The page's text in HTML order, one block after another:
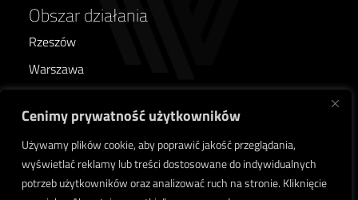
Cenimy prywatność użytkowników
Używamy plików cookie, aby poprawić jakość przeglądania,
wyświetlać reklamy lub treści dostosowane do indywidualnych
potrzeb użytkowników oraz analizować ruch na stronie. Kliknięcie
Obszar działania
Rzeszów
Warszawa
Poznań
Wrocław
Kraków
Lublin